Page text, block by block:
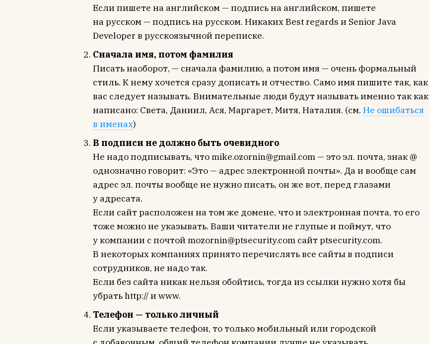
Если пишете на английском — подпись на английском, пишете
на русском — подпись на русском. Никаких Best regards и Senior Java
Developer в русскоязычной переписке.
Сначала имя, потом фамилия
Писать наоборот, — сначала фамилию, а потом имя — очень формальный
стиль. К нему хочется сразу дописать и отчество. Само имя пишите так, как
вас следует называть. Внимательные люди будут называть именно так как
написано: Света, Даниил, Ася, Маргарет, Митя, Наталия. (см.Не ошибаться
в именах)
В подписи не должно быть очевидного
Не надо подписывать, что mike.ozornin@gmail.com — это эл. почта, знак @
однозначно говорит: «Это — адрес электронной почты». Да и вообще сам
адрес эл. почты вообще не нужно писать, он же вот, перед глазами
у адресата.
Если сайт расположен на том же домене, что и электронная почта, то его
тоже можно не указывать. Ваши читатели не глупые и поймут, что
у компании с почтой mozornin@ptsecurity.com сайт ptsecurity.com.
В некоторых компаниях принято перечислять все сайты в подписи
сотрудников, не надо так.
Если без сайта никак нельзя обойтись, тогда из ссылки нужно хотя бы
убрать http:// и www.
Телефон — только личный
Если указываете телефон, то только мобильный или городской